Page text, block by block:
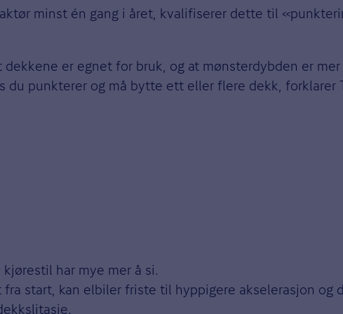
minst én gang i året, kvalifiserer dette til
er egnet for bruk, og at mønsterdybden er
du punkterer og må bytte ett eller flere dekk, forklarer
har mye mer å si.
start, kan elbiler friste til hyppigere akselerasjon og